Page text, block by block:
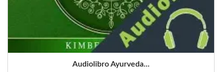
Audiolibro Ayurveda...